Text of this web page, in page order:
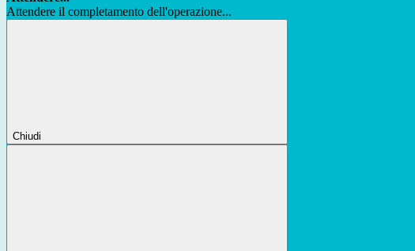
Attendere il completamento dell'operazione...
Chiudi